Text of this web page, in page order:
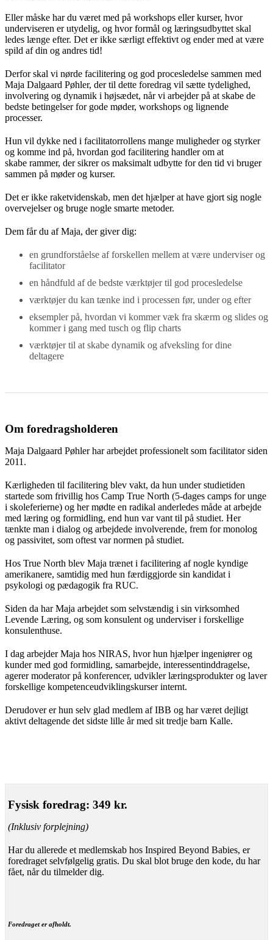
Eller måske har du været med på workshops eller kurser, hvor
underviseren er utydelig, og hvor formål og læringsudbyttet skal
ledes længe efter. Det er ikke særligt effektivt og ender med at være
spild af din og andres tid!
Derfor skal vi nørde facilitering og god procesledelse sammen med
Maja Dalgaard Pøhler, der til dette foredrag vil sætte tydelighed,
involvering og dynamik i højsædet, når vi arbejder på at skabe de
bedste betingelser for gode møder, workshops og lignende
processer.
Hun vil dykke ned i facilitatorrollens mange muligheder og styrker
og komme ind på, hvordan god facilitering handler om at
skabe rammer, der sikrer os maksimalt udbytte for den tid vi bruger
sammen på møder og kurser.
Det er ikke raketvidenskab, men det hjælper at have gjort sig nogle
overvejelser og bruge nogle smarte metoder.
Dem får du af Maja, der giver dig:
en grundforståelse af forskellen mellem at være underviser og
facilitator
en håndfuld af de bedste værktøjer til god procesledelse
værktøjer du kan tænke ind i processen før, under og efter
eksempler på, hvordan vi kommer væk fra skærm og slides og
kommer i gang med tusch og flip charts
værktøjer til at skabe dynamik og afveksling for dine
deltagere
Om foredragsholderen
Maja Dalgaard Pøhler har arbejdet professionelt som facilitator siden
2011.
Kærligheden til facilitering blev vakt, da hun under studietiden
startede som frivillig hos Camp True North (5-dages camps for unge
i skoleferierne) og her mødte en radikal anderledes måde at arbejde
med læring og formidling, end hun var vant til på studiet. Her
tænkte man i dialog og arbejdede involverende, frem for monolog
og passivitet, som oftest var normen på studiet.
Hos True North blev Maja trænet i facilitering af nogle kyndige
amerikanere, samtidig med hun færdiggjorde sin kandidat i
psykologi og pædagogik fra RUC.
Siden da har Maja arbejdet som selvstændig i sin virksomhed
Levende Læring, og som konsulent og underviser i forskellige
konsulenthuse.
I dag arbejder Maja hos NIRAS, hvor hun hjælper ingeniører og
kunder med god formidling, samarbejde, interessentinddragelse,
agerer moderator på konferencer, udvikler læringsprodukter og laver
forskellige kompetenceudviklingskurser internt.
Derudover er hun selv glad medlem af IBB og har været dejligt
aktivt deltagende det sidste lille år med sit tredje barn Kalle.
Fysisk foredrag: 349 kr.
(Inklusiv forplejning)
Har du allerede et medlemskab hos Inspired Beyond Babies, er
foredraget selvfølgelig gratis. Du skal blot bruge den kode, du har
fået, når du tilmelder dig.
Foredraget er afholdt.